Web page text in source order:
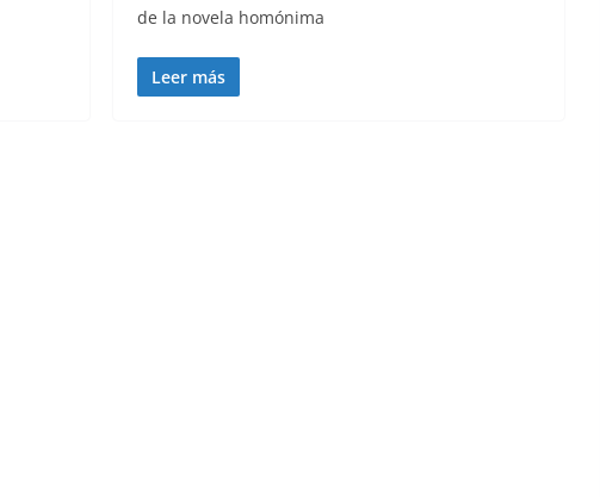
de la novela homónima
Leer más